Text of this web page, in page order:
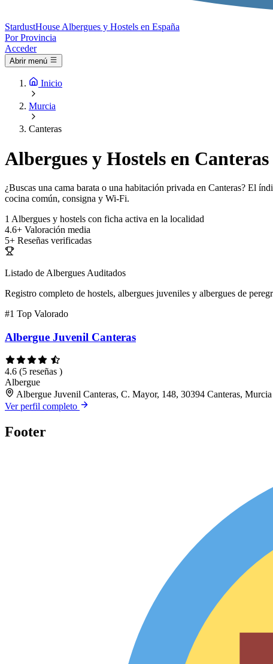
StardustHouse Albergues y Hostels en España
Por Provincia
Acceder
Abrir menú
Inicio
Murcia
Canteras
Albergues y Hostels en Canteras
¿Buscas una cama barata o una habitación privada en Canteras? El
cocina común, consigna y Wi-Fi.
1 Albergues y hostels con ficha activa en la localidad
4.6+ Valoración media
5+ Reseñas verificadas
Listado de Albergues Auditados
Registro completo de hostels, albergues juveniles y albergues de
#1 Top Valorado
Albergue Juvenil Canteras
4.6 (5 reseñas )
Albergue
Albergue Juvenil Canteras, C. Mayor, 148, 30394 Canteras, Murcia
Ver perfil completo
Footer